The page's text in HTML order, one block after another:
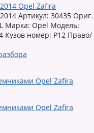
Opel Zafira
Артикул: 30435 Ориг.
Марка: Opel Модель:
Кузов номер: P12 Право/